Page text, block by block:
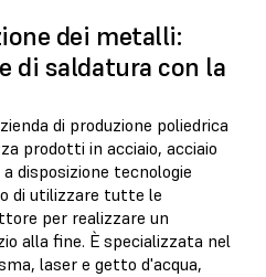
dei metalli:
di saldatura con la
di produzione poliedrica
prodotti in acciaio, acciaio
disposizione tecnologie
di utilizzare tutte le
per realizzare un
alla fine. È specializzata nel
laser e getto d'acqua,